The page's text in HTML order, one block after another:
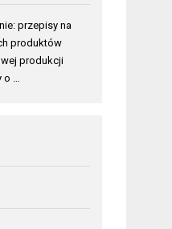
przepisy na
produktów
produkcji
…